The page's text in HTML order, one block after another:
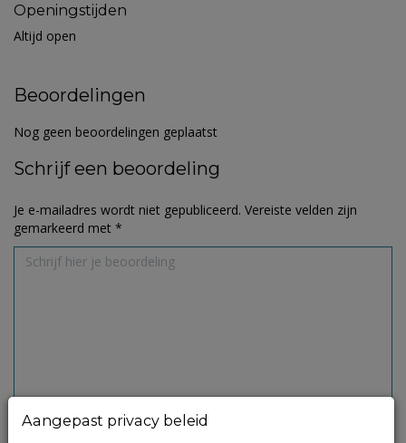
Openingstijden
Altijd open
Beoordelingen
Nog geen beoordelingen geplaatst
Schrijf een beoordeling
Je e-mailadres wordt niet gepubliceerd. Vereiste velden zijn
gemarkeerd met *
Aangepast privacy beleid